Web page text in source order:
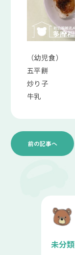
（幼児食）
五平餅
炒り子
牛乳
前の記事へ
未分類